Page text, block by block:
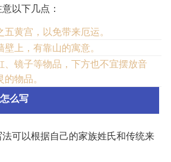
以下几点：
黄宫，以免带来厄运。
上，有靠山的寓意。
、镜子等物品，下方也不宜摆放音
物品。
怎么写
可以根据自己的家族姓氏和传统来